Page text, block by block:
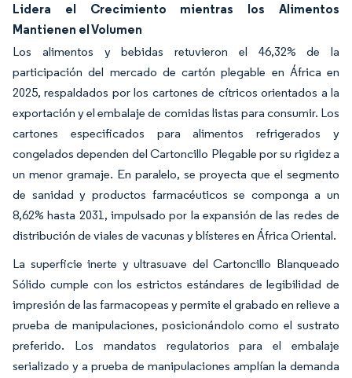
Lidera el Crecimiento mientras los Alimentos
Mantienen el Volumen
Los alimentos y bebidas retuvieron el 46,32% de la
participación del mercado de cartón plegable en África en
2025, respaldados por los cartones de cítricos orientados a la
exportación y el embalaje de comidas listas para consumir. Los
cartones especificados para alimentos refrigerados y
congelados dependen del Cartoncillo Plegable por su rigidez a
un menor gramaje. En paralelo, se proyecta que el segmento
de sanidad y productos farmacéuticos se componga a un
8,62% hasta 2031, impulsado por la expansión de las redes de
distribución de viales de vacunas y blísteres en África Oriental.
La superficie inerte y ultrasuave del Cartoncillo Blanqueado
Sólido cumple con los estrictos estándares de legibilidad de
impresión de las farmacopeas y permite el grabado en relieve a
prueba de manipulaciones, posicionándolo como el sustrato
preferido. Los mandatos regulatorios para el embalaje
serializado y a prueba de manipulaciones amplían la demanda